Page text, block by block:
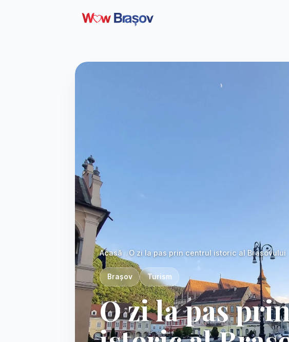
Acasă O zi la pas prin centrul istoric al Brașovului
Brașov Turism
O zi la pas